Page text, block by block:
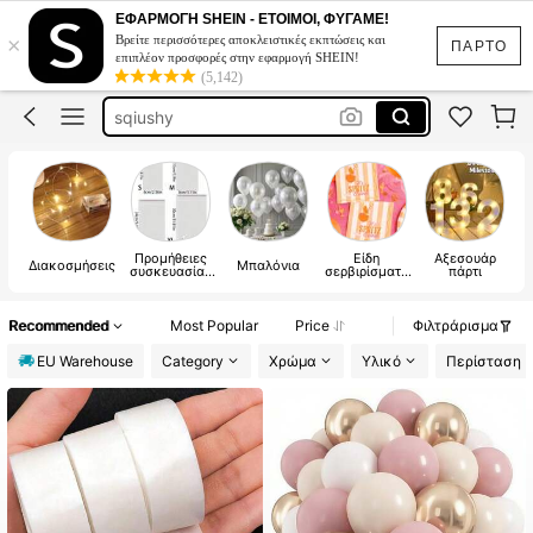
ΠΑΡΤΟ
×
ΕΦΑΡΜΟΓΗ SHEIN - ΕΤΟΙΜΟΙ, ΦΥΓΑΜΕ!
Βρείτε περισσότερες αποκλειστικές εκπτώσεις και
επιπλέον προσφορές στην εφαρμογή SHEIN!
(5,142)
bachelorette party
wedding
sqiushy
μπομπονιερες γάμου
bachelorette party
Διακοσμήσεις Προμήθειες
συσκευασίας Μπαλόνια Είδη
σερβιρίσματο
Αξεσουάρ
πάρτι
Recommended Most Popular Price
Φιλτράρισμα
EU Warehouse
Category Χρώμα Υλικό Περίσταση